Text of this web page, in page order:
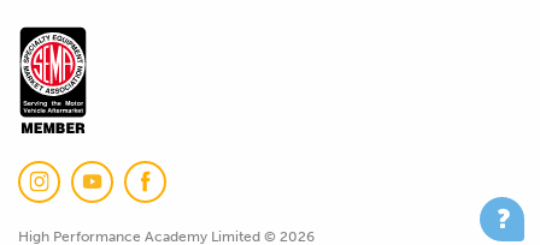
High Performance Academy Limited © 2026